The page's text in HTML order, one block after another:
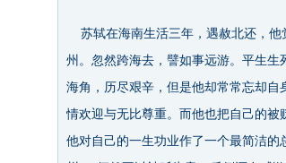
苏轼在海南生活三年，遇赦北还，他
州。忽然跨海去，譬如事远游。平生
海角，历尽艰辛，但是他却常常忘却
情欢迎与无比尊重。而他也把自己的被
他对自己的一生功业作了一个最简洁